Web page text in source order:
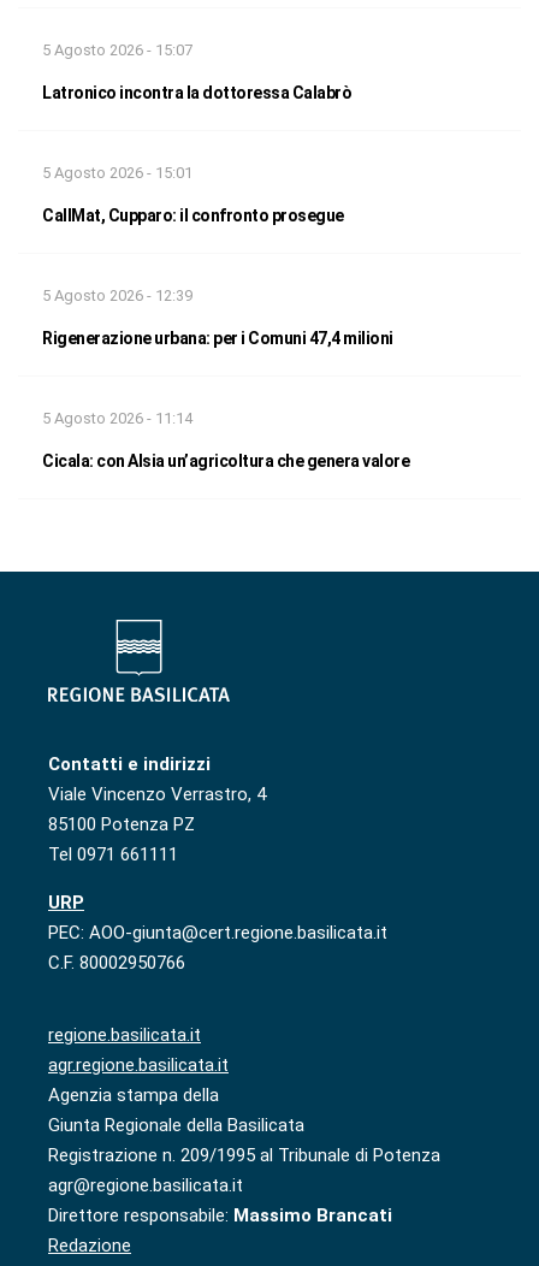
5 Agosto 2026 - 15:07
Latronico incontra la dottoressa Calabrò
5 Agosto 2026 - 15:01
CallMat, Cupparo: il confronto prosegue
5 Agosto 2026 - 12:39
Rigenerazione urbana: per i Comuni 47,4 milioni
5 Agosto 2026 - 11:14
Cicala: con Alsia un’agricoltura che genera valore
Contatti e indirizzi
Viale Vincenzo Verrastro, 4
85100 Potenza PZ
Tel 0971 661111
URP
PEC: AOO-giunta@cert.regione.basilicata.it
C.F. 80002950766
regione.basilicata.it
agr.regione.basilicata.it
Agenzia stampa della
Giunta Regionale della Basilicata
Registrazione n. 209/1995 al Tribunale di Potenza
agr@regione.basilicata.it
Direttore responsabile: Massimo Brancati
Redazione